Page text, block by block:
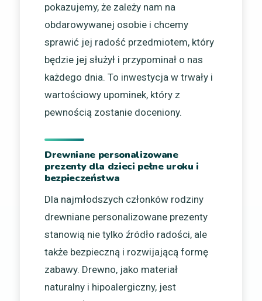
pokazujemy, że zależy nam na
obdarowywanej osobie i chcemy
sprawić jej radość przedmiotem, który
będzie jej służył i przypominał o nas
każdego dnia. To inwestycja w trwały i
wartościowy upominek, który z
pewnością zostanie doceniony.
Drewniane personalizowane
prezenty dla dzieci pełne uroku i
bezpieczeństwa
Dla najmłodszych członków rodziny
drewniane personalizowane prezenty
stanowią nie tylko źródło radości, ale
także bezpieczną i rozwijającą formę
zabawy. Drewno, jako materiał
naturalny i hipoalergiczny, jest